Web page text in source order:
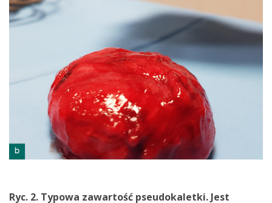
Ryc. 2. Typowa zawartość pseudokaletki. Jest